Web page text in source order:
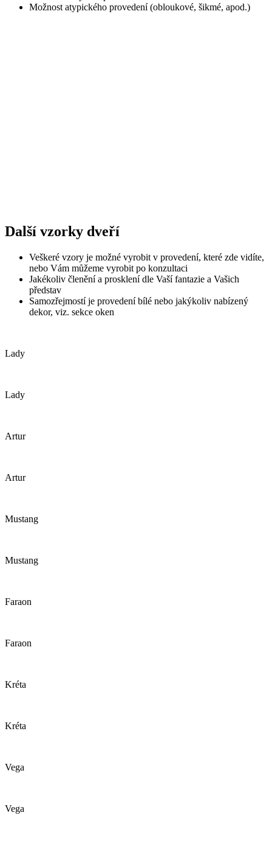
Možnost atypického provedení (obloukové, šikmé, apod.)
Další vzorky dveří
Veškeré vzory je možné vyrobit v provedení, které zde vidíte,
nebo Vám můžeme vyrobit po konzultaci
Jakékoliv členění a prosklení dle Vaší fantazie a Vašich
představ
Samozřejmostí je provedení bílé nebo jakýkoliv nabízený
dekor, viz. sekce oken
Lady
Lady
Artur
Artur
Mustang
Mustang
Faraon
Faraon
Kréta
Kréta
Vega
Vega